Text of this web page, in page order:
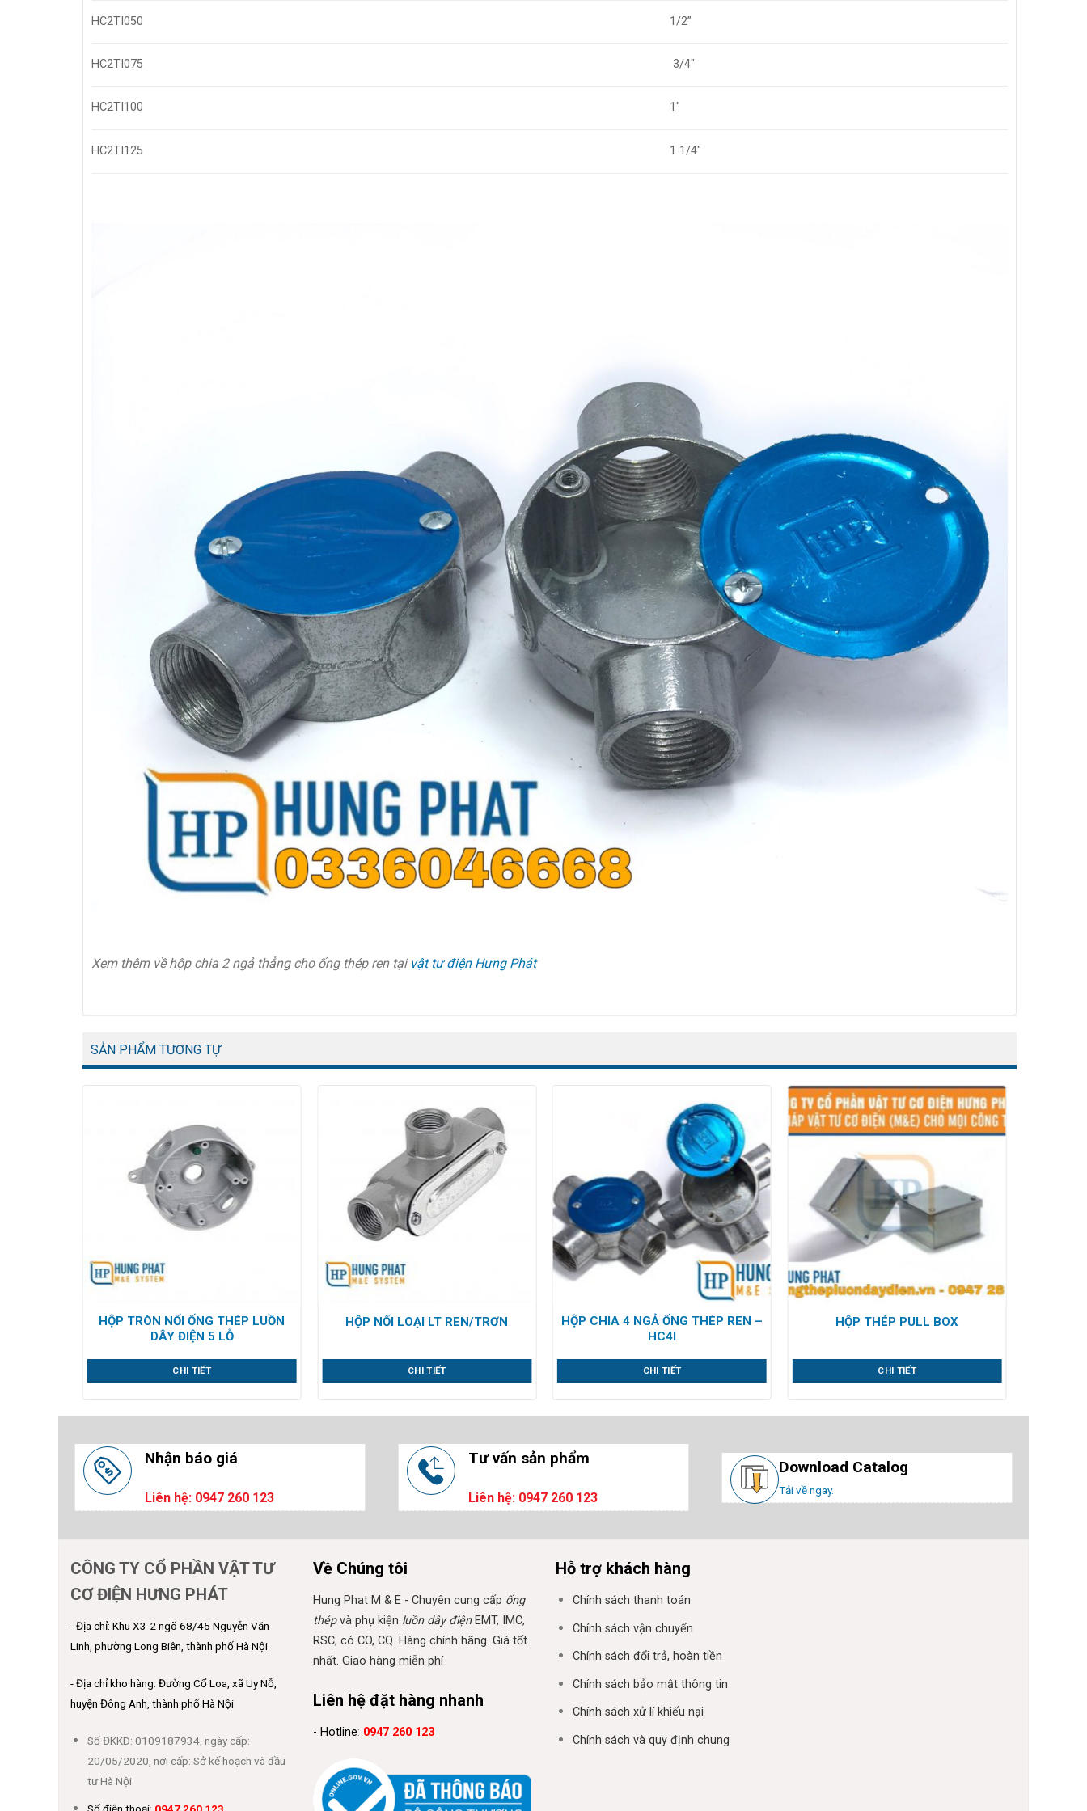
HC2TI050 1/2”
HC2TI075 3/4″
HC2TI100 1″
HC2TI125 1 1/4″
Xem thêm về hộp chia 2 ngả thẳng cho ống thép ren tại vật tư điện Hưng Phát
SẢN PHẨM TƯƠNG TỰ
HỘP TRÒN NỐI ỐNG THÉP LUỒN
DÂY ĐIỆN 5 LỖ
CHI TIẾT
HỘP NỐI LOẠI LT REN/TRƠN
CHI TIẾT
HỘP CHIA 4 NGẢ ỐNG THÉP REN –
HC4I
CHI TIẾT
HỘP THÉP PULL BOX
CHI TIẾT
Nhận báo giá
Liên hệ: 0947 260 123
Tư vấn sản phẩm
Liên hệ: 0947 260 123
Download Catalog
Tải về ngay.
CÔNG TY CỔ PHẦN VẬT TƯ
CƠ ĐIỆN HƯNG PHÁT
- Địa chỉ: Khu X3-2 ngõ 68/45 Nguyễn Văn
Linh, phường Long Biên, thành phố Hà Nội
- Địa chỉ kho hàng: Đường Cổ Loa, xã Uy Nỗ,
huyện Đông Anh, thành phố Hà Nội
Số ĐKKD: 0109187934, ngày cấp:
20/05/2020, nơi cấp: Sở kế hoạch và đầu
tư Hà Nội
Về Chúng tôi
Hung Phat M & E - Chuyên cung cấp ống
thépvà phụ kiện luồn dây điệnEMT, IMC,
RSC, có CO, CQ. Hàng chính hãng. Giá tốt
nhất. Giao hàng miễn phí
Liên hệ đặt hàng nhanh
- Hotline: 0947 260 123
Hỗ trợ khách hàng
Chính sách thanh toán
Chính sách vận chuyển
Chính sách đổi trả, hoàn tiền
Chính sách bảo mật thông tin
Chính sách xử lí khiếu nại
Chính sách và quy định chung